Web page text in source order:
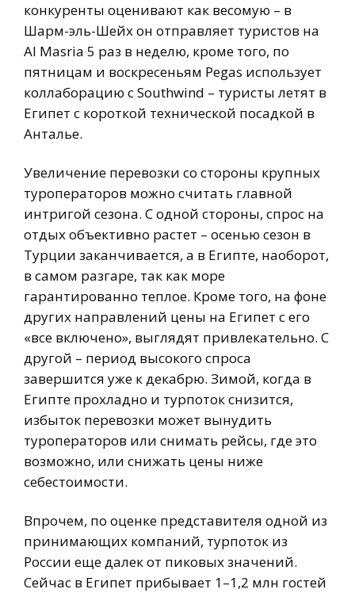
конкуренты оценивают как весомую – в
Шарм-эль-Шейх он отправляет туристов на
Al Masria 5 раз в неделю, кроме того, по
пятницам и воскресеньям Pegas использует
коллаборацию с Southwind – туристы летят в
Египет с короткой технической посадкой в
Анталье.
Увеличение перевозки со стороны крупных
туроператоров можно считать главной
интригой сезона. С одной стороны, спрос на
отдых объективно растет – осенью сезон в
Турции заканчивается, а в Египте, наоборот,
в самом разгаре, так как море
гарантированно теплое. Кроме того, на фоне
других направлений цены на Египет с его
«все включено», выглядят привлекательно. С
другой – период высокого спроса
завершится уже к декабрю. Зимой, когда в
Египте прохладно и турпоток снизится,
избыток перевозки может вынудить
туроператоров или снимать рейсы, где это
возможно, или снижать цены ниже
себестоимости.
Впрочем, по оценке представителя одной из
принимающих компаний, турпоток из
России еще далек от пиковых значений.
Сейчас в Египет прибывает 1–1,2 млн гостей